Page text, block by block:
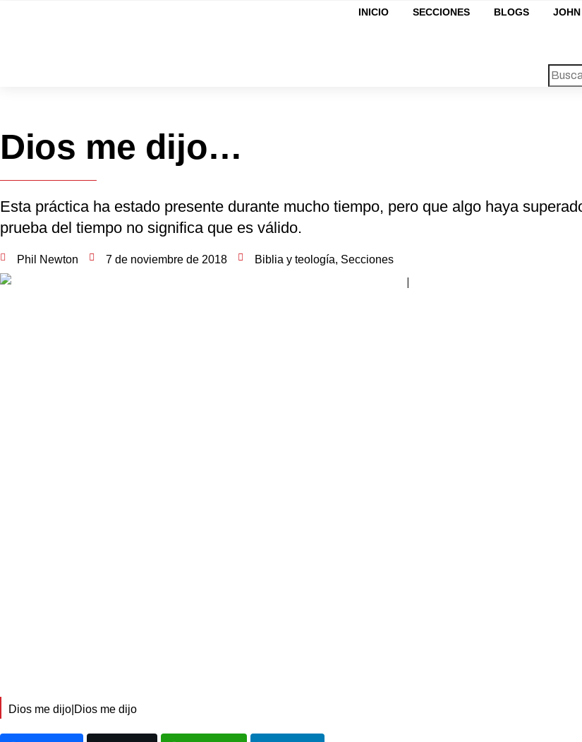
INICIO SECCIONES BLOGS JOHN
Dios me dijo…
Esta práctica ha estado presente durante mucho tiempo, pero que algo haya
prueba del tiempo no significa que es válido.
Phil Newton 7 de noviembre de 2018 Biblia y teología, Secciones
Dios me dijo|Dios me dijo